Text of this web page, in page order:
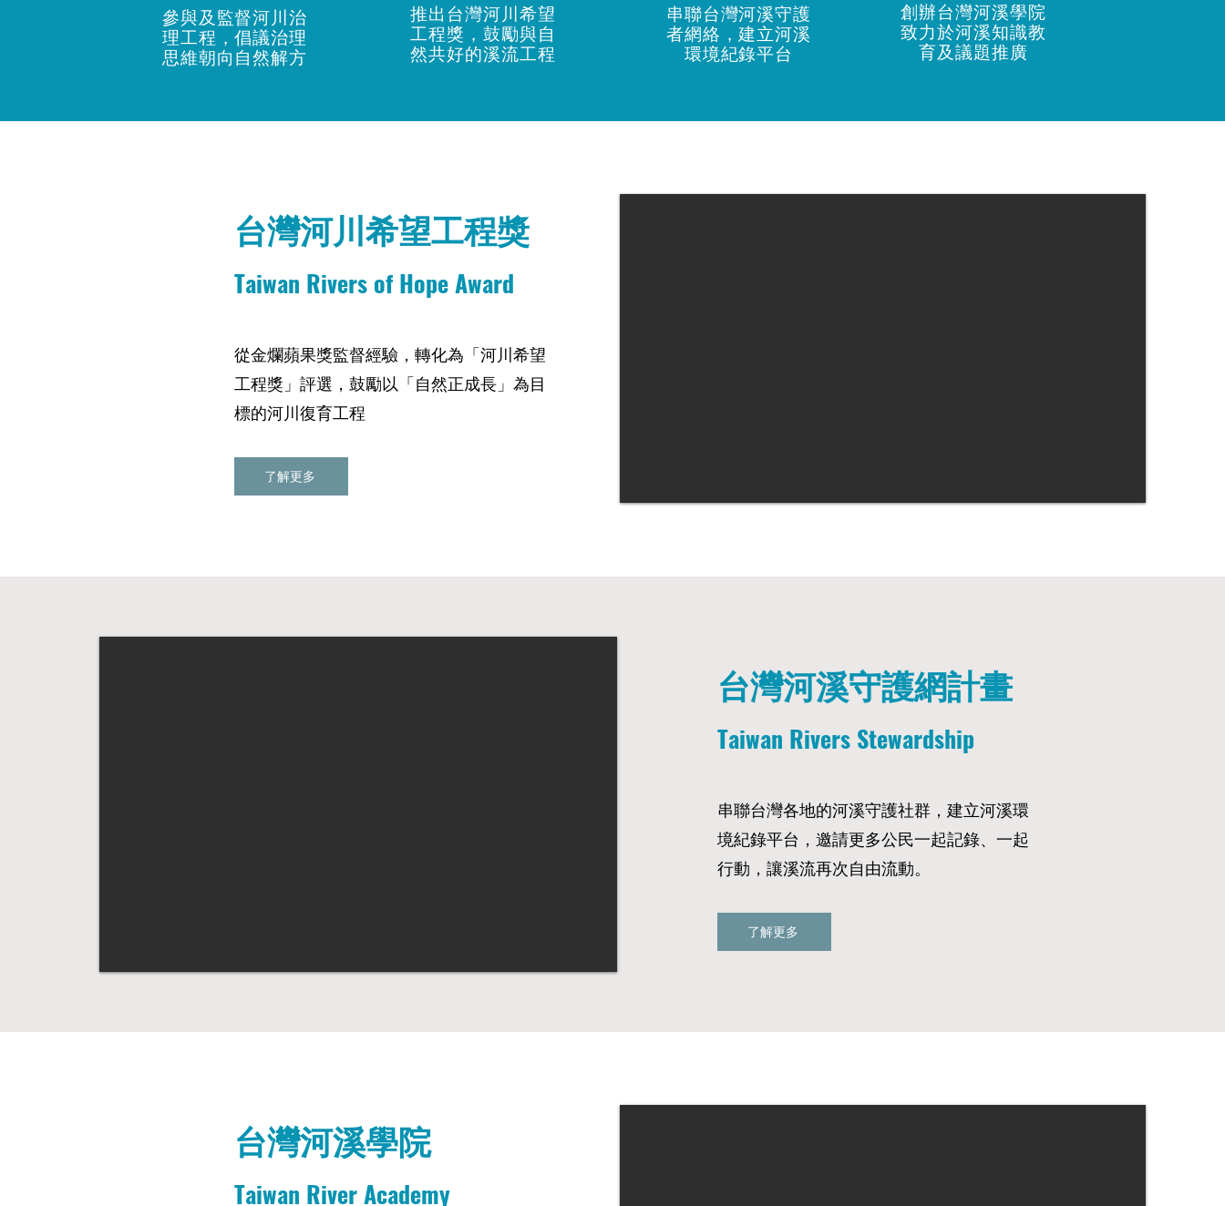
​參與及監督河川治
理工程，倡議治理
思維朝向自然解方
​推出 台灣河川希望
工程獎，鼓勵與自
然共好的溪流工程
串聯台灣河溪守護
者網絡，建立河溪
環境紀錄平台​
創辦台灣河溪學院
致力於河溪知識教
育及議題推廣
台灣河川希望工程獎
Taiwan Rivers of Hope Award
​從金爛蘋果獎監督經驗，轉化為「河川希望
工程獎」評選，鼓勵以「自然正成長」為目
標的河川復育工程
了解更多
台灣河溪守護網計畫
Taiwan Rivers Stewardship
​串聯台灣各地的河溪守護社群，建立河溪環
境紀錄平台​，邀請更多公民一起記錄、一起
行動，讓溪流再次自由流動。
了解更多
台灣河溪學院
Taiwan River Academy